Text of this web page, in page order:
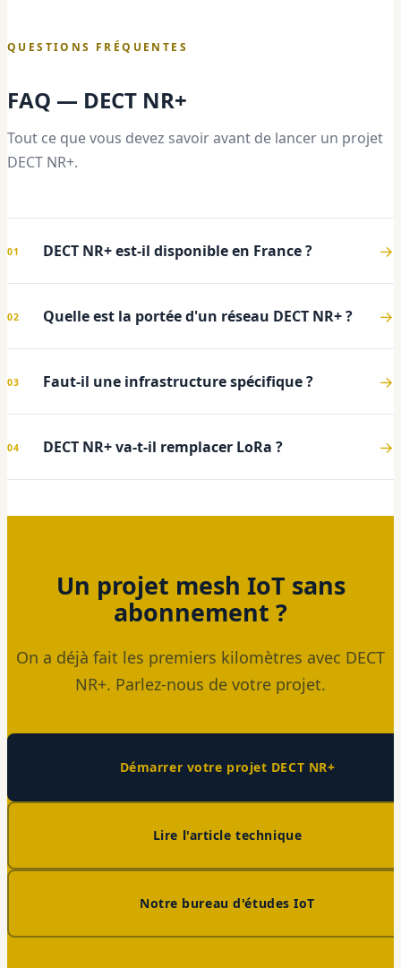
QUESTIONS FRÉQUENTES
FAQ — DECT NR+
Tout ce que vous devez savoir avant de lancer un projet
DECT NR+.
DECT NR+ est-il disponible en France ?
Quelle est la portée d'un réseau DECT NR+ ?
Faut-il une infrastructure spécifique ?
DECT NR+ va-t-il remplacer LoRa ?
Un projet mesh IoT sans
abonnement ?
On a déjà fait les premiers kilomètres avec DECT
NR+. Parlez-nous de votre projet.
Démarrer votre projet DECT NR+
Lire l'article technique
Notre bureau d'études IoT